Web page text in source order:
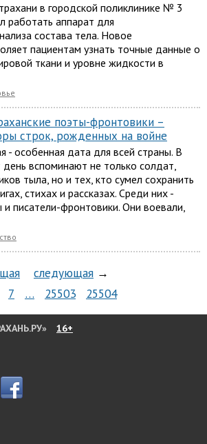
в городской поликлинике № 3
работать аппарат для
состава тела. Новое
пациентам узнать точные данные о
ткани и уровне жидкости в
поэты-фронтовики –
строк, рожденных на войне
- особенная дата для всей страны. В
день вспоминают не только солдат,
тыла, но и тех, кто сумел сохранить
стихах и рассказах. Среди них -
и писатели-фронтовики. Они воевали,
следующая →
7 … 25503 25504
16+